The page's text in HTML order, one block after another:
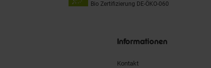
Bio Zertifizierung DE-ÖKO-060
Informationen
Kontakt